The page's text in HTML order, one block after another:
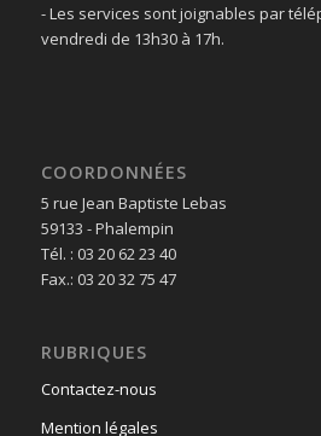
- Les services sont joignables par
vendredi de 13h30 à 17h.
COORDONNÉES
5 rue Jean Baptiste Lebas
59133 - Phalempin
Tél. : 03 20 62 23 40
Fax.: 03 20 32 75 47
RUBRIQUES
Contactez-nous
Mention légales